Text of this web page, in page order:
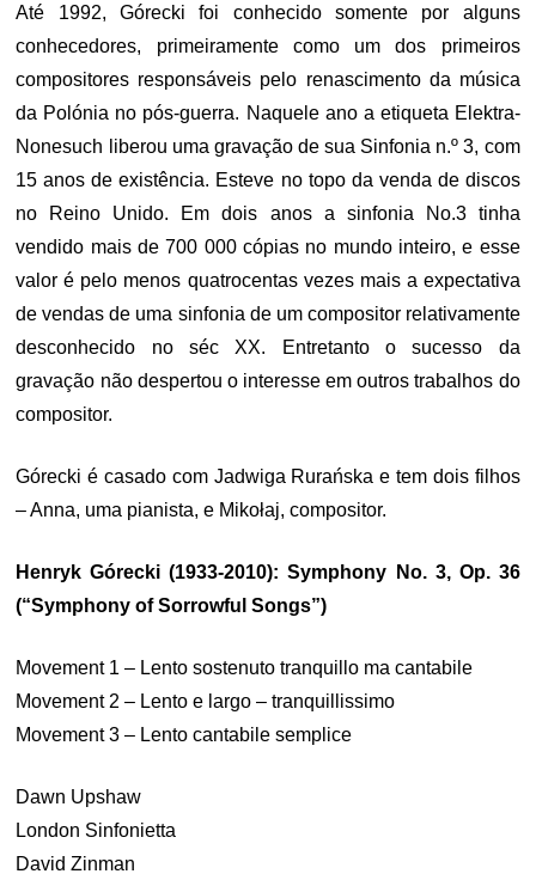
Até 1992, Górecki foi conhecido somente por alguns
conhecedores, primeiramente como um dos primeiros
compositores responsáveis pelo renascimento da música
da Polónia no pós-guerra. Naquele ano a etiqueta Elektra-
Nonesuch liberou uma gravação de sua Sinfonia n.º 3, com
15 anos de existência. Esteve no topo da venda de discos
no Reino Unido. Em dois anos a sinfonia No.3 tinha
vendido mais de 700 000 cópias no mundo inteiro, e esse
valor é pelo menos quatrocentas vezes mais a expectativa
de vendas de uma sinfonia de um compositor relativamente
desconhecido no séc XX. Entretanto o sucesso da
gravação não despertou o interesse em outros trabalhos do
compositor.
Górecki é casado com Jadwiga Rurańska e tem dois filhos
– Anna, uma pianista, e Mikołaj, compositor.
Henryk Górecki (1933-2010): Symphony No. 3, Op. 36
(“Symphony of Sorrowful Songs”)
Movement 1 – Lento sostenuto tranquillo ma cantabile
Movement 2 – Lento e largo – tranquillissimo
Movement 3 – Lento cantabile semplice
Dawn Upshaw
London Sinfonietta
David Zinman